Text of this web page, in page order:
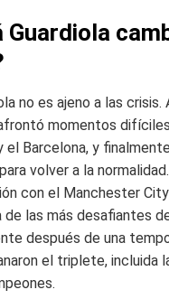
Guardiola
no es ajeno a las crisis.
momentos
el Barcelona, ​​y
volver a la
con el Manchester
de las más desafiantes
después de una
el triplete, incluida